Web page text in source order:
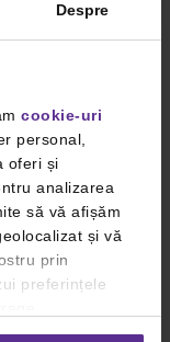
Despre
cookie-uri
personal,
oferi și
analizarea
să vă afișăm
și vă
prin
preferințele
linkul către